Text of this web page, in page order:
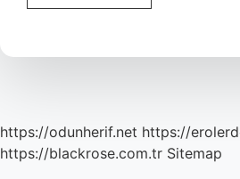
Önlemek
Yapılmalıdır
https://odunherif.net https://
https://blackrose.com.tr Sitemap